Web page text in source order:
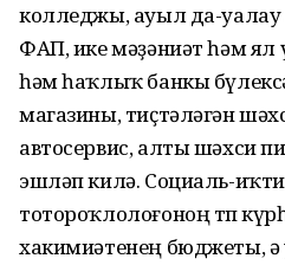
колледжы, ауыл да-
ФАП, ике мәҙәниәт һәм ял
һәм һаҡлыҡ банкы
магазины, тиҫтәләгән
автосервис, алты шәхси
эшләп килә. Социаль-
тотороҡлолоғоноң төп
хакимиәтенең бюджеты, ә